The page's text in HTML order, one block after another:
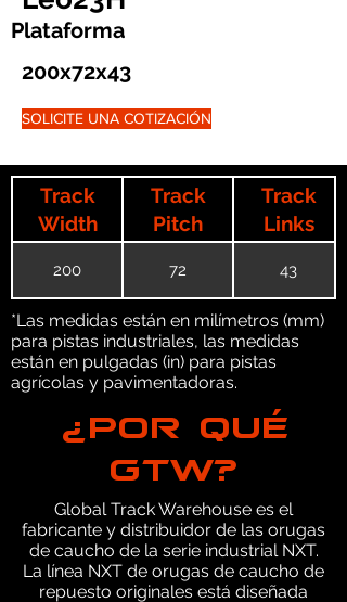
Plataforma
200x72x43
SOLICITE UNA COTIZACIÓN
Track
Width
Track
Pitch
Track
Links
200 72 43
*Las medidas están en milímetros (mm)
para pistas industriales, las medidas
están en pulgadas (in) para pistas
agrícolas y pavimentadoras.
¿POR QUÉ
GTW?
Global Track Warehouse es el
fabricante y distribuidor de las orugas
de caucho de la serie industrial NXT.
La línea NXT de orugas de caucho de
repuesto originales está diseñada